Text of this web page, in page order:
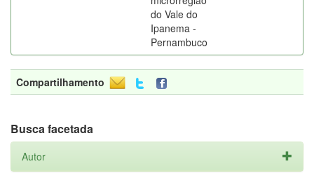
do Vale do
Ipanema -
Pernambuco
Compartilhamento
Busca facetada
Autor